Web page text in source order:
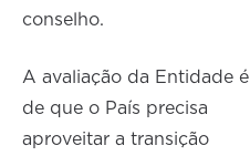
conselho.
A avaliação da Entidade é
de que o País precisa
aproveitar a transição